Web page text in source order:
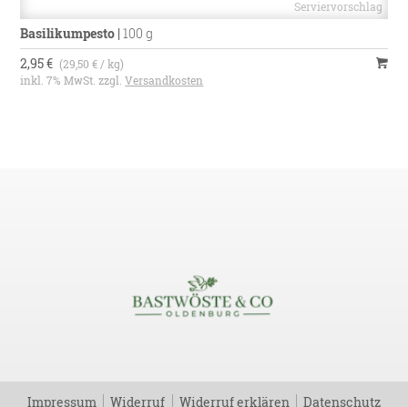
Basilikumpesto |100 g
2,95 € (29,50 € / kg)
inkl. 7% MwSt. zzgl.Versandkosten
Impressum Widerruf Widerruf erklären Datenschutz